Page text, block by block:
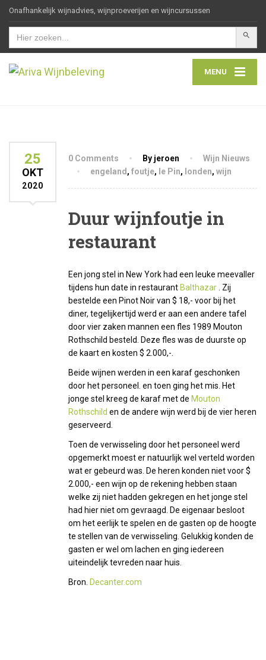
Onafhankelijk wijnadvies, wijnproeverijen en wijncursussen
Zoek
naar:
MENU
25
OKT
2020
0 Comments By jeroen
Wijn Nieuws
engeland , foutje, le Pin, londen, wijn
Duur wijnfoutje in
restaurant
Een jong stel in New York had een leuke meevaller
tijdens hun date in restaurant Balthazar . Zij
bestelde een Pinot Noir van $ 18,- voor bij het
diner, tegelijkertijd werd er aan een andere tafel
door vier zaken mannen een fles 1989 Mouton
Rothschild besteld. Deze fles was de duurste op
de kaart en kosten $ 2.000,-.
Beide wijnen werden in een karaf geschonken
door het personeel. en toen ging het mis. Het
jonge stel kreeg de karaf met de Mouton
Rothschild en de andere wijn werd bij de vier heren
geserveerd.
Toen de verwisseling door het personeel werd
opgemerkt moest er natuurlijk wel verteld worden
wat er gebeurd was. De heren konden niet voor $
2.000,- een wijn op de rekening hebben staan
welke zij niet hadden gekregen en het jonge stel
had hier niet om gevraagd. De eigenaar besloot
om het eerlijk te spelen en de gasten op de hoogte
te stellen van de verwisseling. Gelukkig konden de
gasten er wel om lachen en ging iedereen
uiteindelijk tevreden naar huis.
Bron. Decanter.com